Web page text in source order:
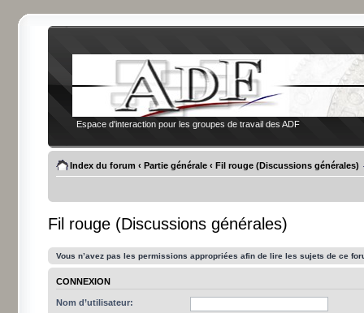
Espace d'interaction pour les groupes de travail des ADF
Index du forum ‹ Partie générale ‹ Fil rouge (Discussions générales)
Fil rouge (Discussions générales)
Vous n’avez pas les permissions appropriées afin de lire les sujets de ce
CONNEXION
Nom d’utilisateur: